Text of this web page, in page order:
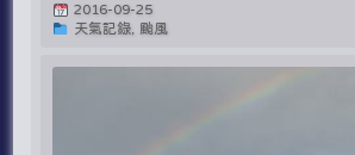
2016-09-25
天氣記錄, 颱風